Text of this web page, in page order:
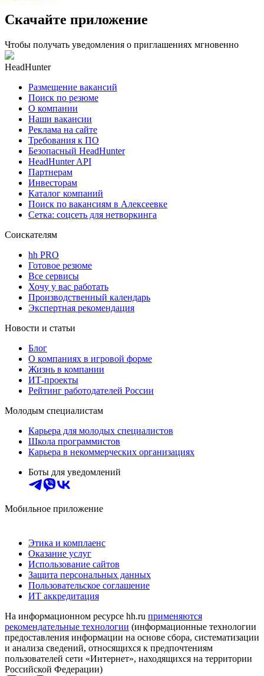
Скачайте приложение
Чтобы получать уведомления о приглашениях мгновенно
HeadHunter
Размещение вакансий
Поиск по резюме
О компании
Наши вакансии
Реклама на сайте
Требования к ПО
Безопасный HeadHunter
HeadHunter API
Партнерам
Инвесторам
Каталог компаний
Поиск по вакансиям в Алексеевке
Сетка: соцсеть для нетворкинга
Соискателям
hh PRO
Готовое резюме
Все сервисы
Хочу у вас работать
Производственный календарь
Экспертная рекомендация
Новости и статьи
Блог
О компаниях в игровой форме
Жизнь в компании
ИТ-проекты
Рейтинг работодателей России
Молодым специалистам
Карьера для молодых специалистов
Школа программистов
Карьера в некоммерческих организациях
Боты для уведомлений
Мобильное приложение
Этика и комплаенс
Оказание услуг
Использование сайтов
Защита персональных данных
Пользовательское соглашение
ИТ аккредитация
На информационном ресурсе hh.ru применяются
рекомендательные технологии (информационные технологии
предоставления информации на основе сбора, систематизации
и анализа сведений, относящихся к предпочтениям
пользователей сети «Интернет», находящихся на территории
Российской Федерации)